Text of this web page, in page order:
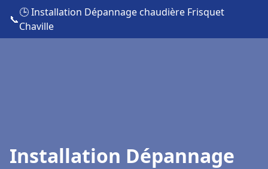
📞
🕒 Installation Dépannage chaudière Frisquet
Chaville
Installation Dépannage